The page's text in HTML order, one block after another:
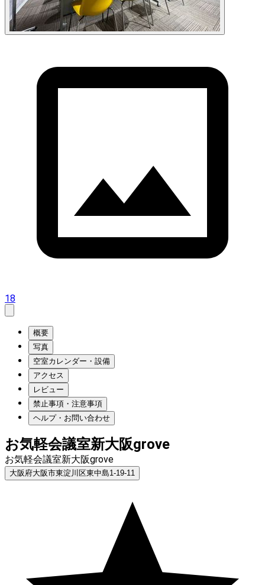
18
概要
写真
空室カレンダー・設備
アクセス
レビュー
禁止事項・注意事項
ヘルプ・お問い合わせ
お気軽会議室新大阪grove
お気軽会議室新大阪grove
大阪府大阪市東淀川区東中島1-19-11